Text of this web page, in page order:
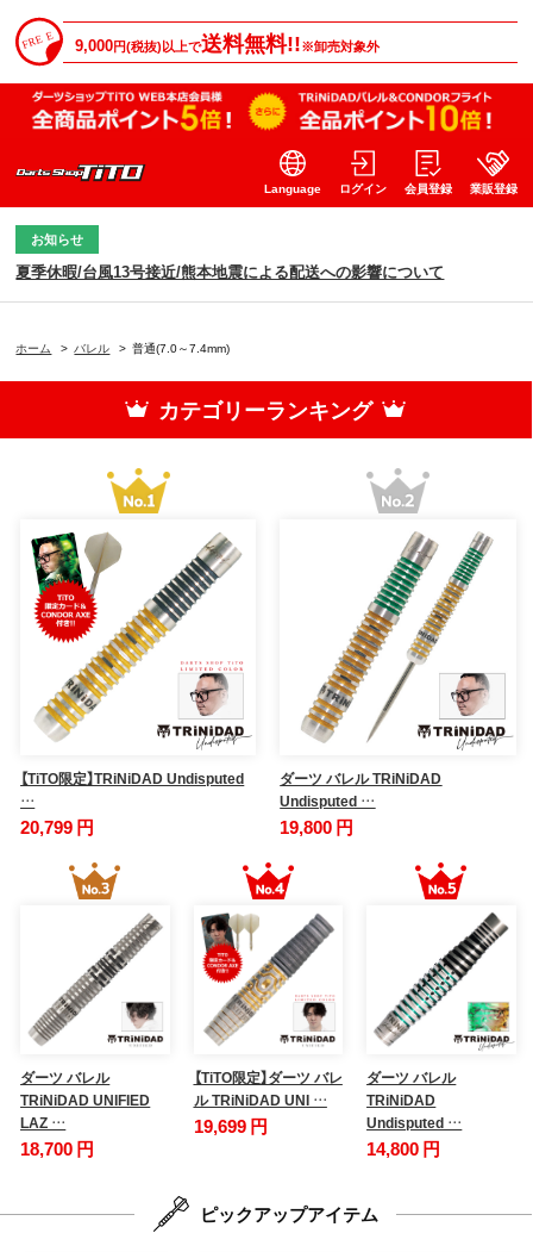
9,000円(税抜)以上で送料無料!!※卸売対象外
Language ログイン 会員登録 業販登録
お知らせ
夏季休暇/台風13号接近/熊本地震による配送への影響について
ホーム > バレル > 普通(7.0～7.4mm)
カテゴリーランキング
【TiTO限定】TRiNiDAD Undisputed
…
20,799 円
ダーツ バレル TRiNiDAD
Undisputed …
19,800 円
ダーツ バレル
TRiNiDAD UNIFIED
LAZ …
18,700 円
【TiTO限定】ダーツ バレ
ル TRiNiDAD UNI …
19,699 円
ダーツ バレル
TRiNiDAD
Undisputed …
14,800 円
ピックアップアイテム